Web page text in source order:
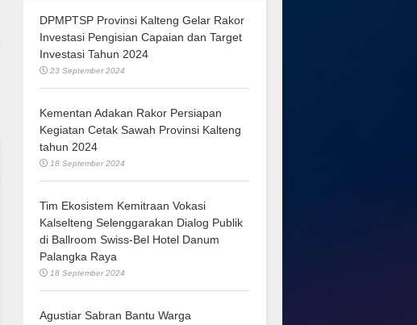
DPMPTSP Provinsi Kalteng Gelar Rakor
Investasi Pengisian Capaian dan Target
Investasi Tahun 2024
23 September 2024
Kementan Adakan Rakor Persiapan
Kegiatan Cetak Sawah Provinsi Kalteng
tahun 2024
18 September 2024
Tim Ekosistem Kemitraan Vokasi
Kalselteng Selenggarakan Dialog Publik
di Ballroom Swiss-Bel Hotel Danum
Palangka Raya
18 September 2024
Agustiar Sabran Bantu Warga